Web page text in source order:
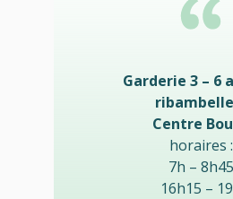
Garderie 3 – 6
Centre
horaires :
7h – 8h45
16h15 –